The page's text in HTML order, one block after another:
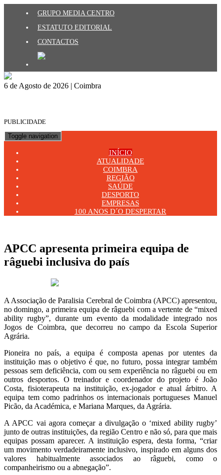
GRUPO MEDIA CENTRO
ESTATUTO EDITORIAL
CONTACTOS
6 de Agosto de 2026 | Coimbra
PUBLICIDADE
Toggle navigation
INÍCIO
ATUALIDADE
COIMBRA
REGIÃO
SAÚDE
DESPORTO
EMPRESAS
100 ANOS D´O DESPERTAR
APCC apresenta primeira equipa de
râguebi inclusiva do país
A Associação de Paralisia Cerebral de Coimbra (APCC) apresentou,
no domingo, a primeira equipa de râguebi com a vertente de “mixed
ability rugby”, durante um evento da modalidade integrado nos
Jogos de Coimbra, que decorreu no campo da Escola Superior
Agrária.
Pioneira no país, a equipa é composta apenas por utentes da
instituição mas o objetivo é que, no futuro, possa integrar também
pessoas sem deficiência, com ou sem experiência no râguebi ou em
outros desportos. O treinador e coordenador do projeto é João
Costa, fisioterapeuta na instituição, ex-jogador e atual árbitro. A
equipa tem como padrinhos os internacionais portugueses Manuel
Picão, da Académica, e Mariana Marques, da Agrária.
A APCC vai agora começar a divulgação o ‘mixed ability rugby’
junto de outras instituições, da região Centro e não só, para que mais
equipas possam aparecer. A instituição espera, desta forma, “criar
um movimento verdadeiramente inclusivo, inspirado em alguns dos
valores habitualmente associados ao râguebi, como o
companheirismo ou a abnegação”.